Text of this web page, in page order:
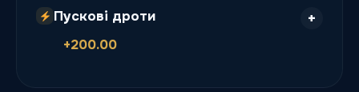
Пускові дроти
+200.00